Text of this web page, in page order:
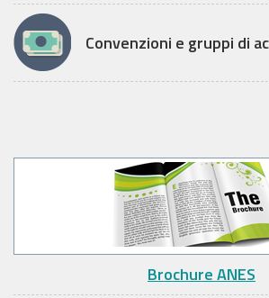
Convenzioni e gruppi di
Brochure ANES